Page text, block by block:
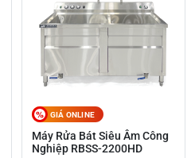
GIÁ ONLINE
Máy Rửa Bát Siêu Âm Công
Nghiệp RBSS-2200HD